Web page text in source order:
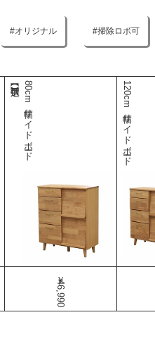
オリジナル 掃除ロボ可
80cm幅サイドボード
￥46,990
120cm幅サイドボード